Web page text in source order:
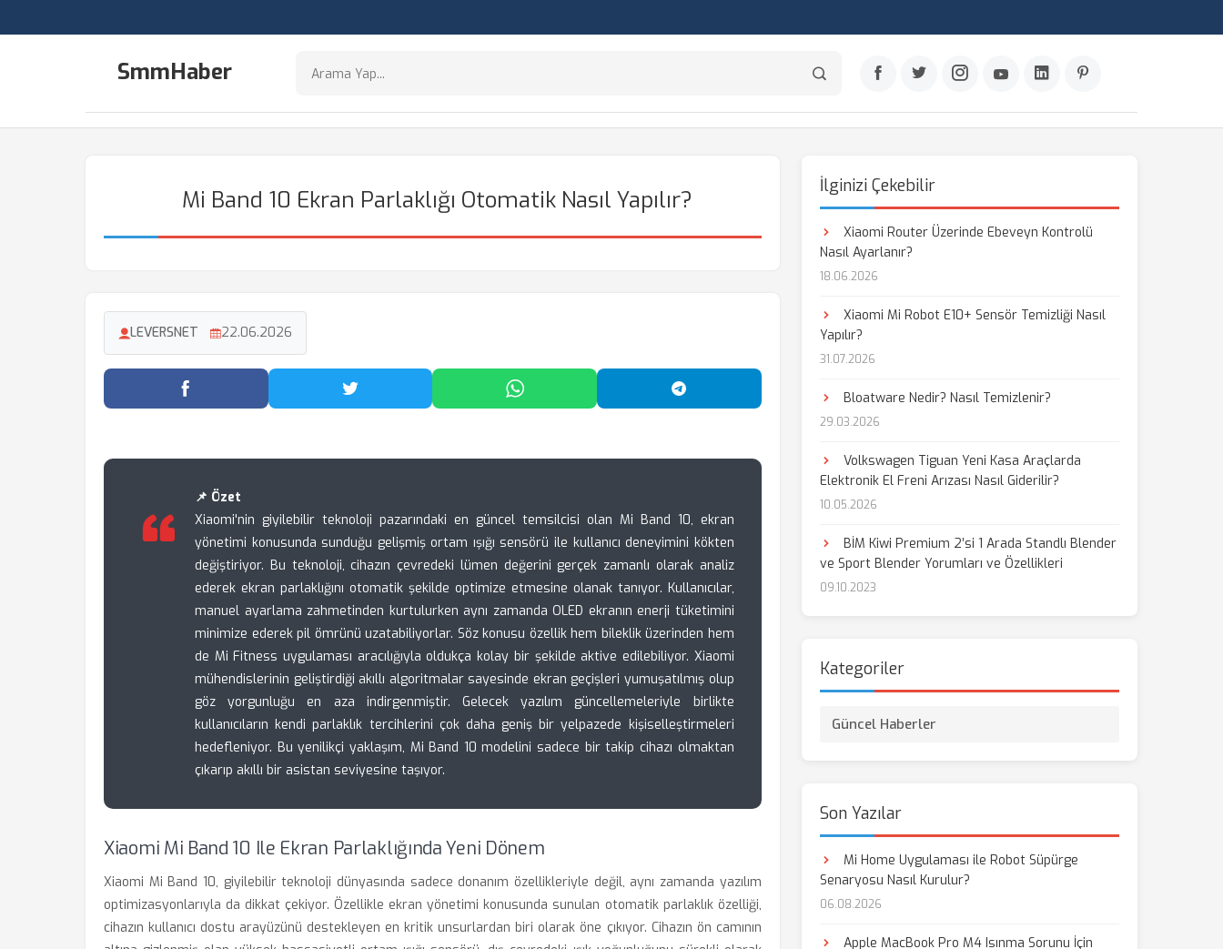
SmmHaber
Mi Band 10 Ekran Parlaklığı Otomatik Nasıl Yapılır?
LEVERSNET 22.06.2026
Facebook'ta Paylaş Twitter'da Paylaş WhatsApp'ta Paylaş Telegram'da Paylaş
📌 Özet
Xiaomi'nin giyilebilir teknoloji pazarındaki en güncel temsilcisi olan Mi Band 10, ekran
yönetimi konusunda sunduğu gelişmiş ortam ışığı sensörü ile kullanıcı deneyimini kökten
değiştiriyor. Bu teknoloji, cihazın çevredeki lümen değerini gerçek zamanlı olarak analiz
ederek ekran parlaklığını otomatik şekilde optimize etmesine olanak tanıyor. Kullanıcılar,
manuel ayarlama zahmetinden kurtulurken aynı zamanda OLED ekranın enerji tüketimini
minimize ederek pil ömrünü uzatabiliyorlar. Söz konusu özellik hem bileklik üzerinden hem
de Mi Fitness uygulaması aracılığıyla oldukça kolay bir şekilde aktive edilebiliyor. Xiaomi
mühendislerinin geliştirdiği akıllı algoritmalar sayesinde ekran geçişleri yumuşatılmış olup
göz yorgunluğu en aza indirgenmiştir. Gelecek yazılım güncellemeleriyle birlikte
kullanıcıların kendi parlaklık tercihlerini çok daha geniş bir yelpazede kişiselleştirmeleri
hedefleniyor. Bu yenilikçi yaklaşım, Mi Band 10 modelini sadece bir takip cihazı olmaktan
çıkarıp akıllı bir asistan seviyesine taşıyor.
Xiaomi Mi Band 10 Ile Ekran Parlaklığında Yeni Dönem
Xiaomi Mi Band 10, giyilebilir teknoloji dünyasında sadece donanım özellikleriyle değil, aynı zamanda yazılım
optimizasyonlarıyla da dikkat çekiyor. Özellikle ekran yönetimi konusunda sunulan otomatik parlaklık özelliği,
cihazın kullanıcı dostu arayüzünü destekleyen en kritik unsurlardan biri olarak öne çıkıyor. Cihazın ön camının
İlginizi Çekebilir
Xiaomi Router Üzerinde Ebeveyn Kontrolü
Nasıl Ayarlanır?
18.06.2026
Xiaomi Mi Robot E10+ Sensör Temizliği Nasıl
Yapılır?
31.07.2026
Bloatware Nedir? Nasıl Temizlenir?
29.03.2026
Volkswagen Tiguan Yeni Kasa Araçlarda
Elektronik El Freni Arızası Nasıl Giderilir?
10.05.2026
BİM Kiwi Premium 2’si 1 Arada Standlı Blender
ve Sport Blender Yorumları ve Özellikleri
09.10.2023
Kategoriler
Güncel Haberler
Son Yazılar
Mi Home Uygulaması ile Robot Süpürge
Senaryosu Nasıl Kurulur?
06.08.2026
Apple MacBook Pro M4 Isınma Sorunu İçin